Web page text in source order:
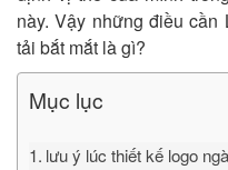
này. Vậy những điều
tải bắt mắt là gì?
Mục lục
lưu ý lúc thiết kế logo